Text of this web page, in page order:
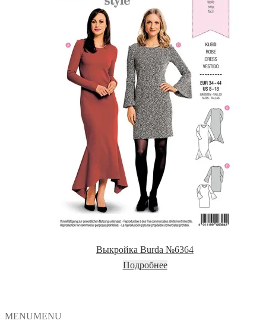
Выкройка Burda №6364
Подробнее
MENUMENU